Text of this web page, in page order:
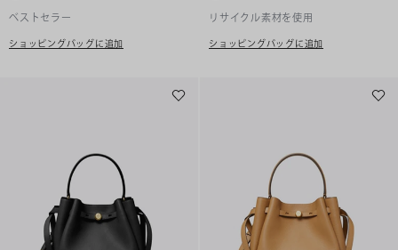
ベストセラー
ショッピングバッグに追加
リサイクル素材を使用
ショッピングバッグに追加